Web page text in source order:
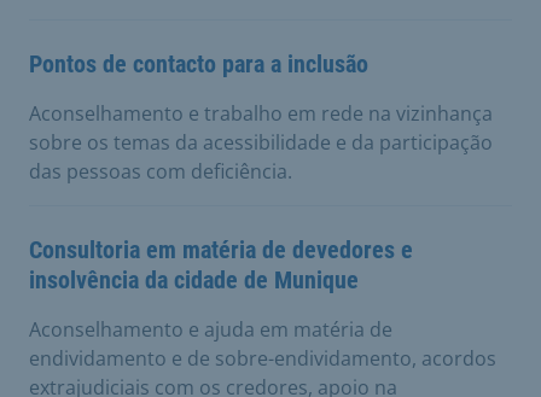
Pontos de contacto para a inclusão
Aconselhamento e trabalho em rede na vizinhança
sobre os temas da acessibilidade e da participação
das pessoas com deficiência.
Consultoria em matéria de devedores e
insolvência da cidade de Munique
Aconselhamento e ajuda em matéria de
endividamento e de sobre-endividamento, acordos
extrajudiciais com os credores, apoio na